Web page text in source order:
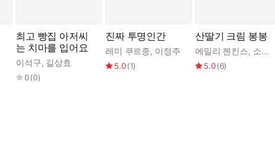
최고 빵집 아저씨
는 치마를 입어요
이석구, 길상효
0(0)
진짜 투명인간
레미 쿠르종, 이정주
5.0(1)
산딸기 크림 봉봉
에밀리 젠킨스, 소피 블래콜
5.0(6)